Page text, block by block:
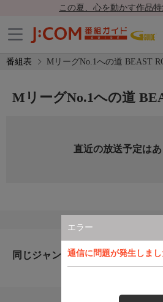
この夏、心を動かす作品
番組表 MリーグNo.1への道 BEAST
エラー
通信に問題が発生しま
MリーグNo.1への道
直近の放送予定は
同じジャンルのおすすめ番組